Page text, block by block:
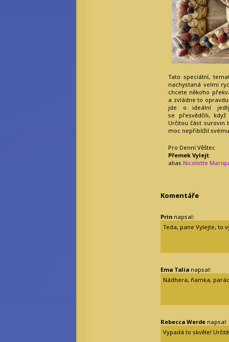
Tato speciální,
nachystaná velmi
chcete někoho
a zvládne to
jde o ideální
se přesvědčili,
Určitou část surovin
moc nepřiblížil
Pro Denní Věštec
Přemek Vylejt
alias Nicolette
Komentáře
Prin napsal:
Teda, pane Vylejte, to
Ema Talia napsal:
Nádhera, ňamka,
Rebecca Werde napsal:
Vypadá to skvěle!